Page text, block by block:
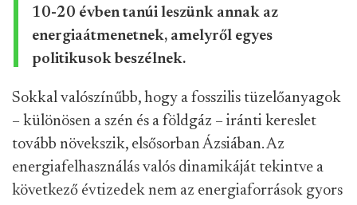
10-20 évben tanúi leszünk annak az
energiaátmenetnek, amelyről egyes
politikusok beszélnek.
Sokkal valószínűbb, hogy a fosszilis tüzelőanyagok
– különösen a szén és a földgáz – iránti kereslet
tovább növekszik, elsősorban Ázsiában. Az
energiafelhasználás valós dinamikáját tekintve a
következő évtizedek nem az energiaforrások gyors